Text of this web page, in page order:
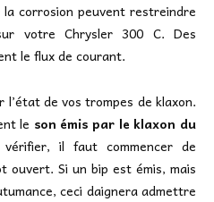
corrosion peuvent restreindre
votre Chrysler 300 C. Des
le flux de courant.
de vos trompes de klaxon.
le son émis par le klaxon du
il faut commencer de
ouvert. Si un bip est émis, mais
ceci daignera admettre